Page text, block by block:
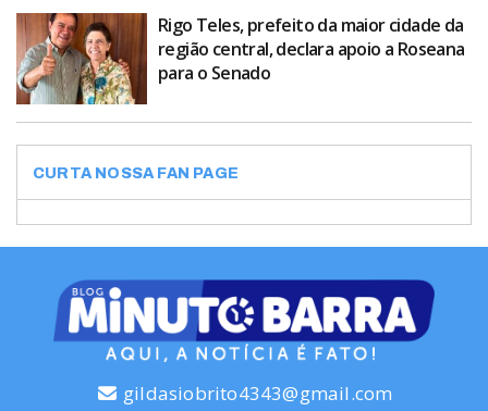
Rigo Teles, prefeito da maior cidade da
região central, declara apoio a Roseana
para o Senado
CURTA NOSSA FAN PAGE
gildasiobrito4343@gmail.com